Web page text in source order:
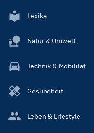
Lexika
Natur & Umwelt
Technik & Mobilität
Gesundheit
Leben & Lifestyle